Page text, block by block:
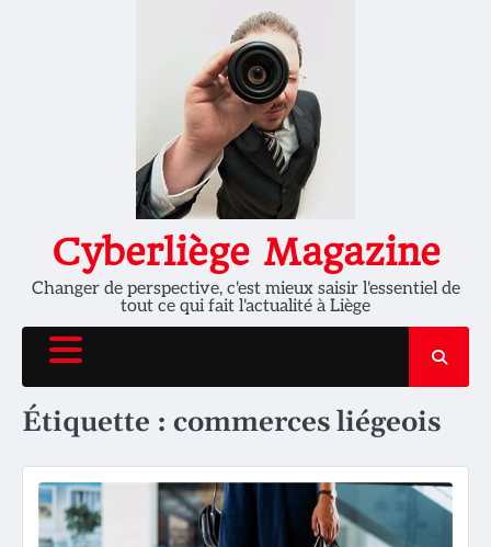
Cyberliège Magazine
Changer de perspective, c'est mieux saisir l'essentiel de
tout ce qui fait l'actualité à Liège
Étiquette : commerces liégeois